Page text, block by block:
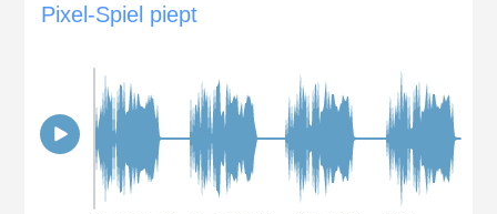
Pixel-Spiel piept